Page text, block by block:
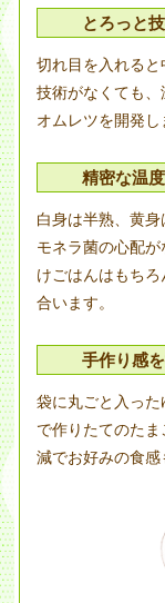
とろっと
切れ目を入れる
技術がなくても
オムレツを開発し
精密な温
白身は半熟、黄
モネラ菌の心配
けごはんはもち
合います。
手作り感
袋に丸ごと入っ
で作りたてのた
減でお好みの食感